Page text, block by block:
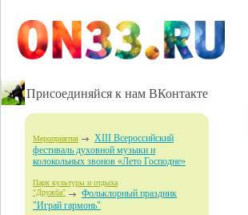
Присоединяйся к нам ВКонтакте
Мероприятия
XIII Всероссийский
фестиваль духовной музыки и
колокольных звонов «Лето Господне»
Парк культуры и отдыха
"Дружба"
Фольклорный праздник
"Играй гармонь"